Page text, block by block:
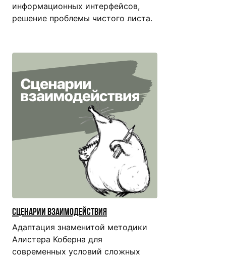
информационных интерфейсов,
решение проблемы чистого листа.
Сценарии взаимодействия
Адаптация знаменитой методики
Алистера Коберна для
современных условий сложных